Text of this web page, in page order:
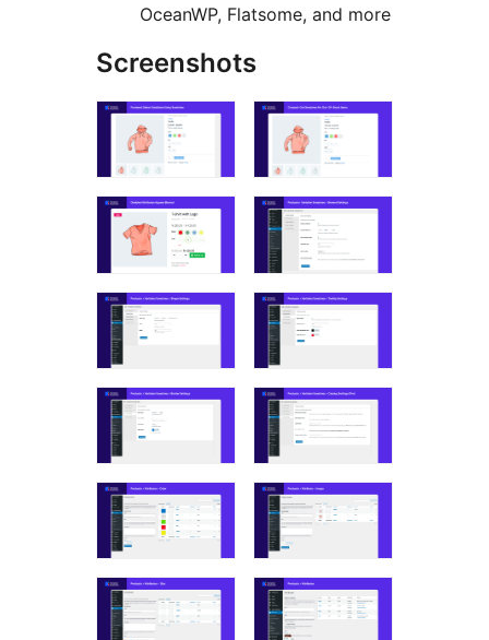
OceanWP, Flatsome, and more
Screenshots